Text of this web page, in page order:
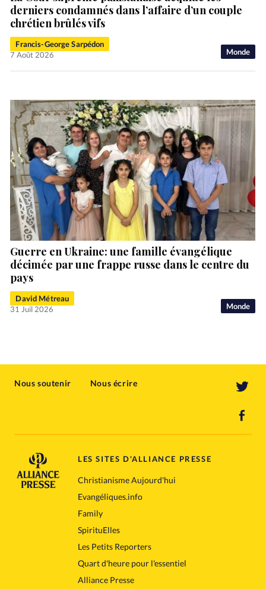
Monde
derniers condamnés dans l’affaire d’un couple
chrétien brûlés vifs
Francis-George Sarpédon
7 Août 2026
Monde
Guerre en Ukraine: une famille évangélique
décimée par une frappe russe dans le centre du
pays
David Métreau
31 Juil 2026
Nous soutenir Nous écrire
LES SITES D'ALLIANCE PRESSE
Christianisme Aujourd'hui
Evangéliques.info
Family
SpirituElles
Les Petits Reporters
Quart d'heure pour l'essentiel
Alliance Presse